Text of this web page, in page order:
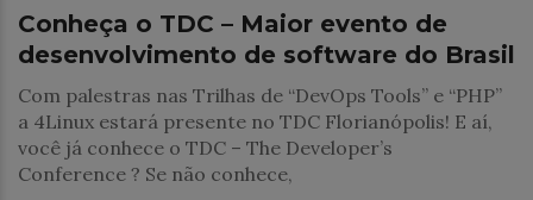
Conheça o TDC – Maior evento de
desenvolvimento de software do Brasil
Com palestras nas Trilhas de “DevOps Tools” e “PHP”
a 4Linux estará presente no TDC Florianópolis! E aí,
você já conhece o TDC – The Developer’s
Conference ? Se não conhece,